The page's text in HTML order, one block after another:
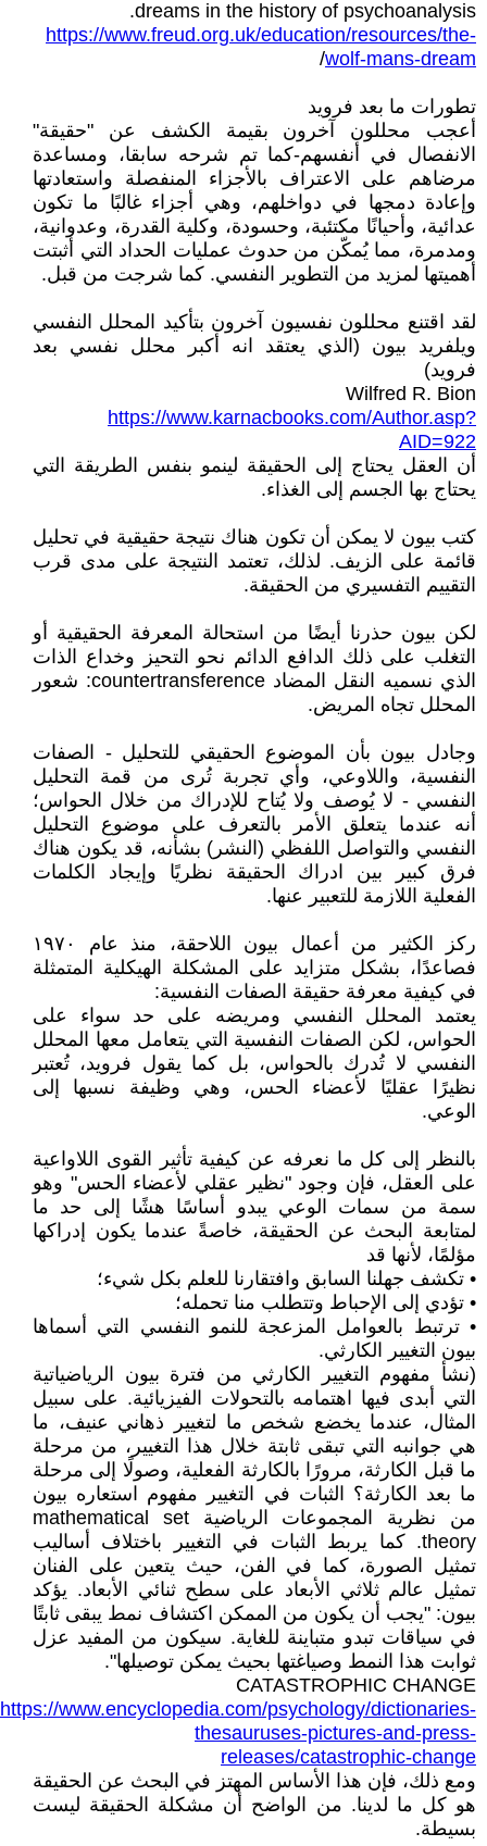
dreams in the history of psychoanalysis.
https://www.freud.org.uk/education/resources/the-
wolf-mans-dream
/
تطورات ما بعد فرويد
أعجب محللون آخرون بقيمة الكشف عن "حقيقة"
الانفصال في أنفسهم-كما تم شرحه سابقا، ومساعدة
مرضاهم على الاعتراف بالأجزاء المنفصلة واستعادتها
وإعادة دمجها في دواخلهم، وهي أجزاء غالبًا ما تكون
عدائية، وأحيانًا مكتئبة، وحسودة، وكلية القدرة، وعدوانية،
ومدمرة، مما يُمكّن من حدوث عمليات الحداد التي أثبتت
أهميتها لمزيد من التطوير النفسي. كما شرجت من قبل.
لقد اقتنع محللون نفسيون آخرون بتأكيد المحلل النفسي
ويلفريد بيون (الذي يعتقد انه أكبر محلل نفسي بعد
فرويد)
Wilfred R. Bion
https://www.karnacbooks.com/Author.asp?
AID=922
أن العقل يحتاج إلى الحقيقة لينمو بنفس الطريقة التي
يحتاج بها الجسم إلى الغذاء.
كتب بيون لا يمكن أن تكون هناك نتيجة حقيقية في تحليل
قائمة على الزيف. لذلك، تعتمد النتيجة على مدى قرب
التقييم التفسيري من الحقيقة.
لكن بيون حذرنا أيضًا من استحالة المعرفة الحقيقية أو
التغلب على ذلك الدافع الدائم نحو التحيز وخداع الذات
الذي نسميه النقل المضاد countertransference: شعور
المحلل تجاه المريض.
وجادل بيون بأن الموضوع الحقيقي للتحليل - الصفات
النفسية، واللاوعي، وأي تجربة تُرى من قمة التحليل
النفسي - لا يُوصف ولا يُتاح للإدراك من خلال الحواس؛
أنه عندما يتعلق الأمر بالتعرف على موضوع التحليل
النفسي والتواصل اللفظي (النشر) بشأنه، قد يكون هناك
فرق كبير بين ادراك الحقيقة نظريًا وإيجاد الكلمات
الفعلية اللازمة للتعبير عنها.
ركز الكثير من أعمال بيون اللاحقة، منذ عام ١٩٧٠
فصاعدًا، بشكل متزايد على المشكلة الهيكلية المتمثلة
في كيفية معرفة حقيقة الصفات النفسية:
يعتمد المحلل النفسي ومريضه على حد سواء على
الحواس، لكن الصفات النفسية التي يتعامل معها المحلل
النفسي لا تُدرك بالحواس، بل كما يقول فرويد، تُعتبر
نظيرًا عقليًا لأعضاء الحس، وهي وظيفة نسبها إلى
الوعي.
بالنظر إلى كل ما نعرفه عن كيفية تأثير القوى اللاواعية
على العقل، فإن وجود "نظير عقلي لأعضاء الحس" وهو
سمة من سمات الوعي يبدو أساسًا هشًا إلى حد ما
لمتابعة البحث عن الحقيقة، خاصةً عندما يكون إدراكها
مؤلمًا، لأنها قد
• تكشف جهلنا السابق وافتقارنا للعلم بكل شيء؛
• تؤدي إلى الإحباط وتتطلب منا تحمله؛
• ترتبط بالعوامل المزعجة للنمو النفسي التي أسماها
بيون التغيير الكارثي.
(نشأ مفهوم التغيير الكارثي من فترة بيون الرياضياتية
التي أبدى فيها اهتمامه بالتحولات الفيزيائية. على سبيل
المثال، عندما يخضع شخص ما لتغيير ذهاني عنيف، ما
هي جوانبه التي تبقى ثابتة خلال هذا التغيير، من مرحلة
ما قبل الكارثة، مرورًا بالكارثة الفعلية، وصولًا إلى مرحلة
ما بعد الكارثة؟ الثبات في التغيير مفهوم استعاره بيون
من نظرية المجموعات الرياضية mathematical set
theory. كما يربط الثبات في التغيير باختلاف أساليب
تمثيل الصورة، كما في الفن، حيث يتعين على الفنان
تمثيل عالم ثلاثي الأبعاد على سطح ثنائي الأبعاد. يؤكد
بيون: "يجب أن يكون من الممكن اكتشاف نمط يبقى ثابتًا
في سياقات تبدو متباينة للغاية. سيكون من المفيد عزل
ثوابت هذا النمط وصياغتها بحيث يمكن توصيلها".
CATASTROPHIC CHANGE
https://www.encyclopedia.com/psychology/dictionaries-
thesauruses-pictures-and-press-
releases/catastrophic-change
ومع ذلك، فإن هذا الأساس المهتز في البحث عن الحقيقة
هو كل ما لدينا. من الواضح أن مشكلة الحقيقة ليست
بسيطة.